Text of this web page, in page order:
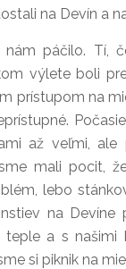
na Devín a
nám páčilo. Tí,
výlete boli
prístupom na
až veľmi,
mali pocit,
lebo
na Devíne
a s našimi
si piknik na